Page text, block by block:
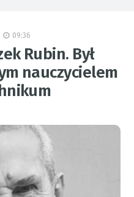
09:36
Rubin. Był
nauczycielem